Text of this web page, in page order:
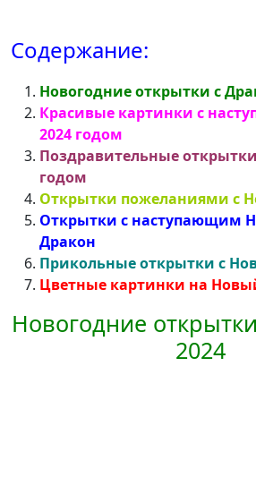
Содержание:
Новогодние открытки с
Красивые картинки с
2024 годом
Поздравительные
годом
Открытки пожеланиями с
Открытки с наступающим
Дракон
Прикольные открытки с
Цветные картинки на
Новогодние
2024